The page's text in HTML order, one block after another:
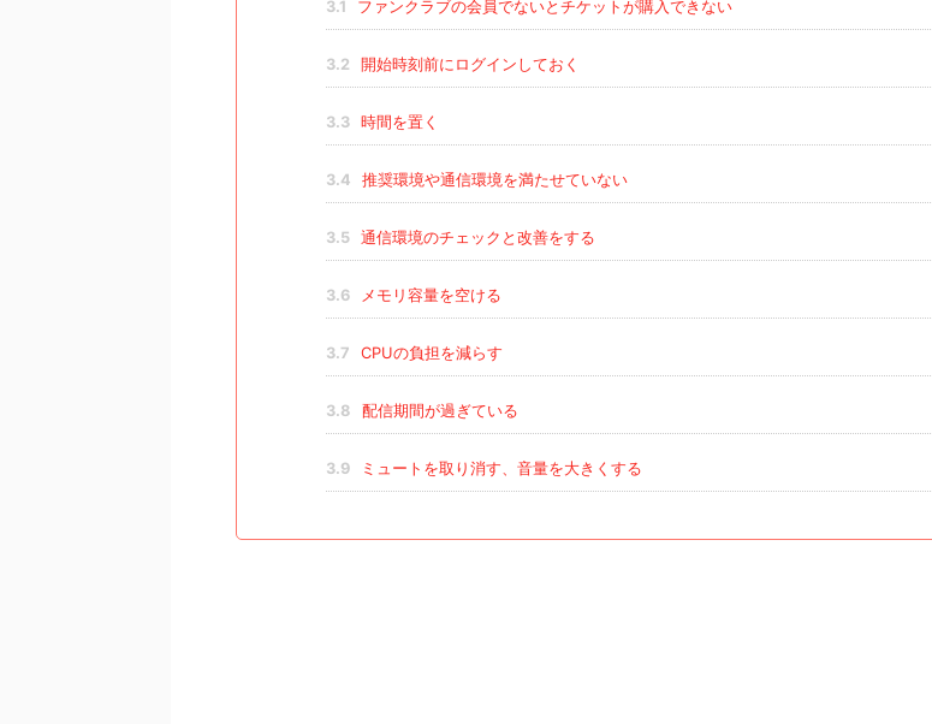
3.1 ファンクラブの会員でないとチケットが購入できない
3.2 開始時刻前にログインしておく
3.3 時間を置く
3.4 推奨環境や通信環境を満たせていない
3.5 通信環境のチェックと改善をする
3.6 メモリ容量を空ける
3.7 CPUの負担を減らす
3.8 配信期間が過ぎている
3.9 ミュートを取り消す、音量を大きくする